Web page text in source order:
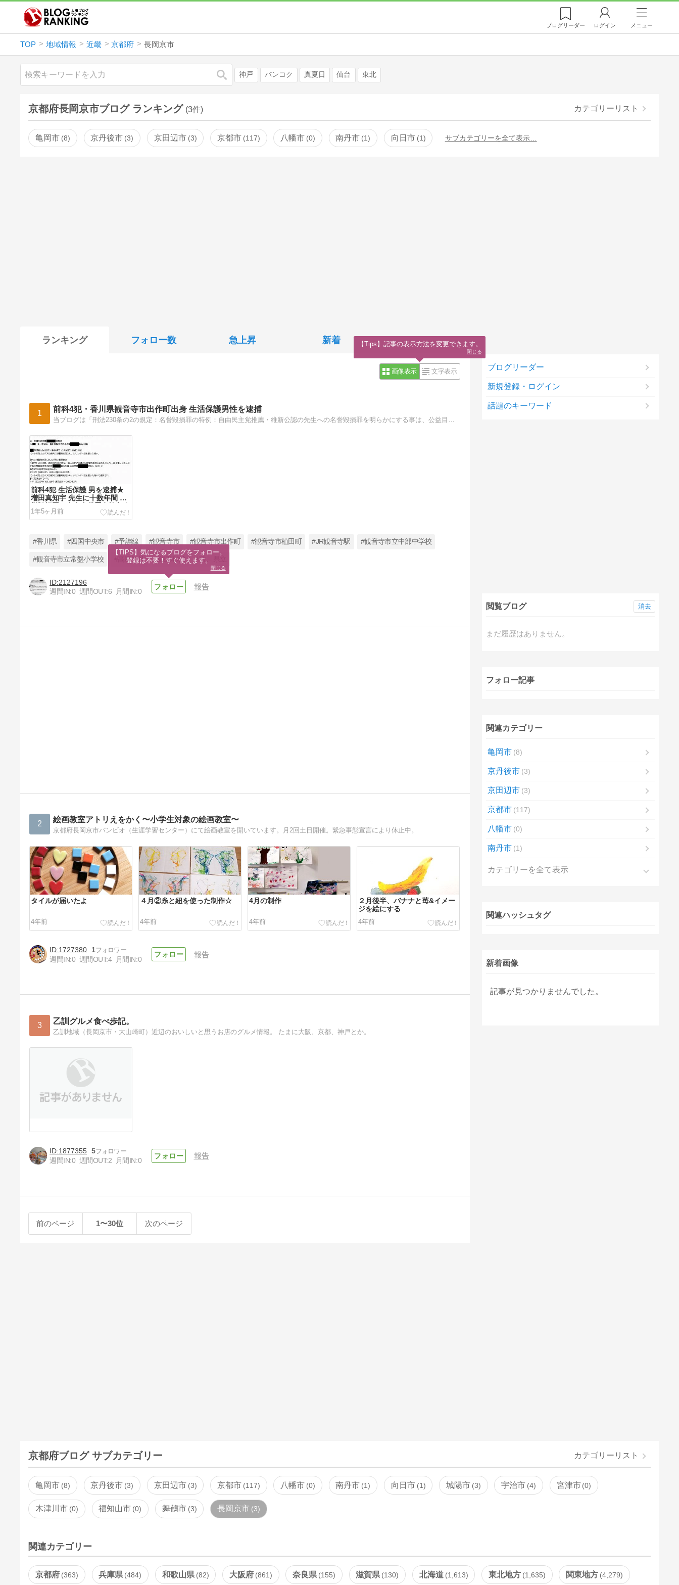
ブログリーダー ログイン メニュー
TOP 地域情報 近畿 京都府 長岡京市
検索 神戸 バンコク 真夏日 仙台 東北
京都府長岡京市ブログ ランキング (3件) カテゴリーリスト
亀岡市 8 京丹後市 3 京田辺市 3 京都市 117 八幡市 0 南丹市 1 向日市 1 サブカテゴリーを全て表示…
ランキング フォロー数 急上昇 新着
画像表示 文字表示
1 前科4犯・香川県観音寺市出作町出身 生活保護男性を逮捕
前科4犯 生活保護 男を逮捕★
増田真知宇 先生に十数年間 名
誉毀損罪を自白自供署名捺印★
業務妨害罪★香川県 観音寺市
出作町出身★被害者 真知宇 先
府 長岡京市
1年5ヶ月前
#香川県 #四国中央市 #予讃線 #観音寺市 #観音寺市出作町 #観音寺市植田町 #JR観音寺駅 #観音寺市立中部中学校
#観音寺市立常盤小学校 #高屋神社 #銭形砂絵 #香川県立
2127196
週間IN:0 週間OUT:6 月間IN:0
報告
2 絵画教室アトリえをかく〜小学生対象の絵画教室〜
京都府長岡京市バンビオ（生涯学習センター）にて絵画教室を開いています。月2回土日開催。緊急事態宣言により休止中。
タイルが届いたよ
4年前
４月②糸と紐を使った制作☆
4年前
4月の制作
4年前
２月後半、バナナと苺&イメー
ジを絵にする
4年前
1727380
1
週間IN:0 週間OUT:4 月間IN:0
報告
3 乙訓グルメ食べ歩記。
乙訓地域（長岡京市・大山崎町）近辺のおいしいと思うお店のグルメ情報。 たまに大阪、京都、神戸とか。
1877355 5
週間IN:0 週間OUT:2 月間IN:0
報告
前のページ 1〜30位 次のページ
ブログリーダー
新規登録・ログイン
話題のキーワード
閲覧ブログ
まだ履歴はありません。
消去
フォロー記事
関連カテゴリー
亀岡市 8
京丹後市 3
京田辺市 3
京都市 117
八幡市 0
南丹市 1
カテゴリーを全て表示
関連ハッシュタグ
新着画像
記事が見つかりませんでした。
京都府ブログ サブカテゴリー カテゴリーリスト
亀岡市 8 京丹後市 3 京田辺市 3 京都市 117 八幡市 0 南丹市 1 向日市 1 城陽市 3 宇治市 4 宮津市 0
木津川市 0 福知山市 0 舞鶴市 3 長岡京市 3
関連カテゴリー
京都府 363 兵庫県 484 和歌山県 82 大阪府 861 奈良県 155 滋賀県 130 北海道 1,613 東北地方 1,635 関東地方 4,279
【TIPS】気になるブログをフォロー。
登録は不要！すぐ使えます。
閉じる
【Tips】記事の表示方法を変更できます。
閉じる